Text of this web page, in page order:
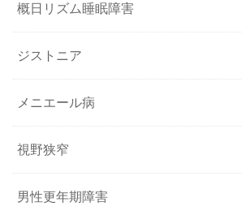
概日リズム睡眠障害
ジストニア
メニエール病
視野狭窄
男性更年期障害